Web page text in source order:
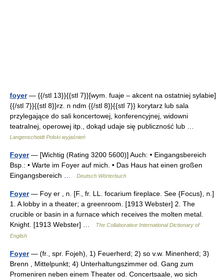
foyer— {{/stl 13}}{{stl 7}}[wym. fuaje – akcent na ostatniej sylabie]
{{/stl 7}}{{stl 8}}rz. n ndm {{/stl 8}}{{stl 7}} korytarz lub sala
przylegające do sali koncertowej, konferencyjnej, widowni
teatralnej, operowej itp., dokąd udaje się publiczność lub …
Langenscheidt Polski wyjaśnień
Foyer— [Wichtig (Rating 3200 5600)] Auch: • Eingangsbereich
Bsp.: • Warte im Foyer auf mich. • Das Haus hat einen großen
Eingangsbereich …
Deutsch Wörterbuch
Foyer— Foy er , n. [F., fr. LL. focarium fireplace. See {Focus}, n.]
1. A lobby in a theater; a greenroom. [1913 Webster] 2. The
crucible or basin in a furnace which receives the molten metal.
Knight. [1913 Webster] …
The Collaborative International Dictionary of
English
Foyer— (fr., spr. Fojeh), 1) Feuerherd; 2) so v.w. Minenherd; 3)
Brenn , Mittelpunkt; 4) Unterhaltungszimmer od. Gang zum
Promeniren neben einem Theater od. Concertsaale, wo sich